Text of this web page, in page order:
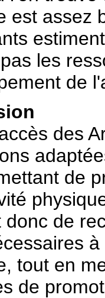
est assez
les
de
des
de
donc de
tout en
de